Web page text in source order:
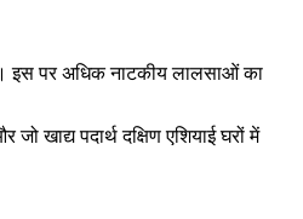
इस पर अधिक नाटकीय लालसाओं का
खाद्य पदार्थ दक्षिण एशियाई घरों में